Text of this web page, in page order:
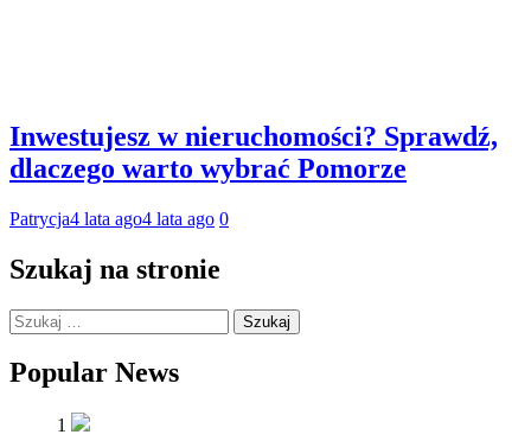
Inwestujesz w nieruchomości? Sprawdź,
dlaczego warto wybrać Pomorze
Patrycja4 lata ago4 lata ago 0
Szukaj na stronie
Szukaj:
Popular News
1